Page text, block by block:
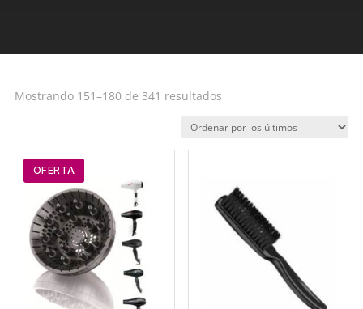
Mostrando 151–180 de 341 resultadosOrdenado
los
últimos
OFERTA